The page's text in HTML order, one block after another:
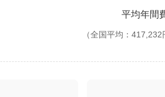
平均年間
（全国平均：417,232